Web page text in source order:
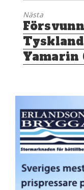
Nästa
Nästa
inlägg:
Yamarin